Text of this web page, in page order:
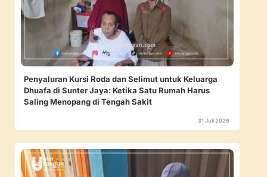
Penyaluran Kursi Roda dan Selimut untuk Keluarga
Dhuafa di Sunter Jaya: Ketika Satu Rumah Harus
Saling Menopang di Tengah Sakit
31 Juli 2026